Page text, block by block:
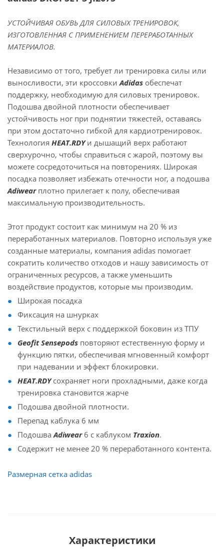
УСТОЙЧИВАЯ ОБУВЬ ДЛЯ СИЛОВЫХ ТРЕНИРОВОК,
ИЗГОТОВЛЕННАЯ С ПРИМЕНЕНИЕМ ПЕРЕРАБОТАННЫХ
МАТЕРИАЛОВ.
Независимо от того, требует ли тренировка силы или
выносливости, эти кроссовкиAdidas обеспечат
поддержку, необходимую для силовых тренировок.
Подошва двойной плотности обеспечивает
устойчивость ног при поднятии тяжестей, оставаясь
при этом достаточно гибкой для кардиотренировок.
Технология HEAT.RDYи дышащий верх работают
сверхурочно, чтобы справиться с жарой, поэтому вы
можете сосредоточиться на повторениях. Широкая
посадка позволяет избежать отечности ног, а подошва
Adiwearплотно прилегает к полу, обеспечивая
максимальную производительность.
Этот продукт состоит как минимум на 20 % из
переработанных материалов. Повторно используя уже
созданные материалы, компания adidas помогает
сократить количество отходов и нашу зависимость от
ограниченных ресурсов, а также уменьшить
воздействие продуктов, которые мы производим.
Широкая посадка
Фиксация на шнурках
Текстильный верх с поддержкой боковин из ТПУ
Geofit Sensepods повторяют естественную форму и
функцию пятки, обеспечивая мгновенный комфорт
при надевании и эффект блокировки.
HEAT.RDYсохраняет ноги прохладными, даже когда
тренировка становится жарче
Подошва двойной плотности.
Перепад каблука 6 мм
ПодошваAdiwear6 с каблуком Traxion.
Содержит не менее 20 % переработанного контента.
Размерная сетка adidas
Характеристики